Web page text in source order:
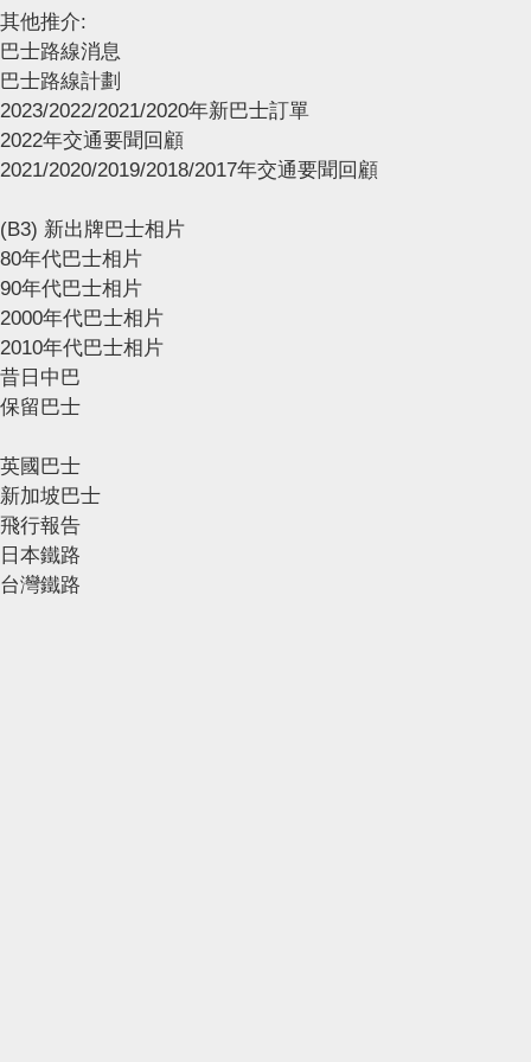
其他推介:
巴士路線消息
巴士路線計劃
2023/2022/2021/2020年新巴士訂單
2022年交通要聞回顧
2021/2020/2019/2018/2017年交通要聞回顧
(B3) 新出牌巴士相片
80年代巴士相片
90年代巴士相片
2000年代巴士相片
2010年代巴士相片
昔日中巴
保留巴士
英國巴士
新加坡巴士
飛行報告
日本鐵路
台灣鐵路